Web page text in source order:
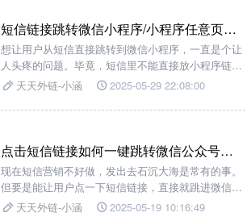
短信链接跳转微信小程序/小程序任意页面/小程序码的方法
想让用户从短信直接跳转到微信小程序，一直是个让
人头疼的问题。毕竟，短信里不能直接放小程序链
接，用户还得复制、打开微信、再搜索，这一套流程
分享一个超实用的方法——用【天天外链】这个工
转到小程序的任意页面！
天天外链-小涵 2025-05-29 22:08:00
点击短信链接如何一键跳转微信公众号文章？
现在短信营销不好做，发出去石沉大海是常有的事。
但要是能让用户点一下短信链接，直接就跳进微信公
众号文章，那效果不得翻倍？这可不是什么天马行空
天天外链-小涵 2025-05-19 10:16:49